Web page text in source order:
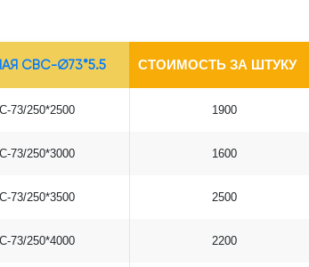
СВС-Ø73*5.5 СТОИМОСТЬ ЗА ШТУКУ
73/250*2500 1900
73/250*3000 1600
73/250*3500 2500
73/250*4000 2200